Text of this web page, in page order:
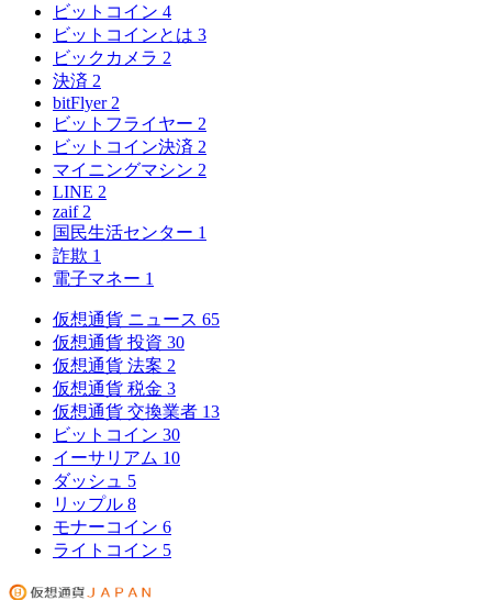
ビットコイン 4
ビットコインとは 3
ビックカメラ 2
決済 2
bitFlyer 2
ビットフライヤー 2
ビットコイン決済 2
マイニングマシン 2
LINE 2
zaif 2
国民生活センター 1
詐欺 1
電子マネー 1
仮想通貨 ニュース 65
仮想通貨 投資 30
仮想通貨 法案 2
仮想通貨 税金 3
仮想通貨 交換業者 13
ビットコイン 30
イーサリアム 10
ダッシュ 5
リップル 8
モナーコイン 6
ライトコイン 5